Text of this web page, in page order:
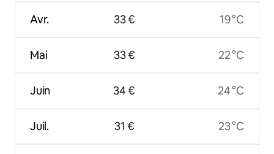
Avr.
Mai
Juin
Juil.
33 €
33 €
34 €
31 €
19 °C
22 °C
24 °C
23 °C